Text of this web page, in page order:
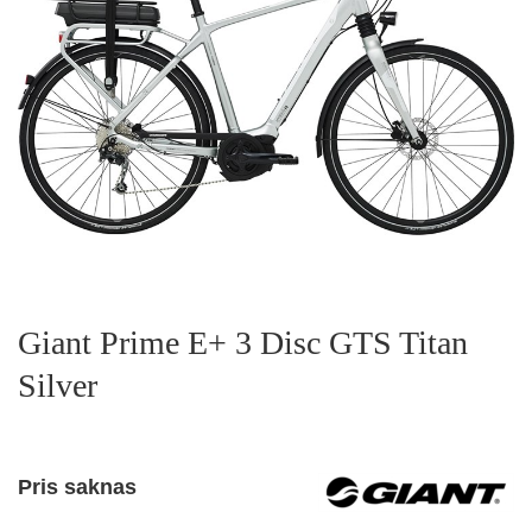
Giant Prime E+ 3 Disc GTS Titan
Silver
Pris saknas